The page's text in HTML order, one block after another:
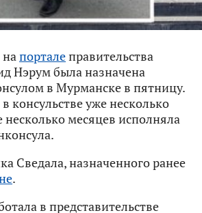
напорталеправительства
Нэрум была назначена
в Мурманске в пятницу.
консульстве уже несколько
несколько месяцев исполняла
Сведала, назначенного ранее
.
в представительстве